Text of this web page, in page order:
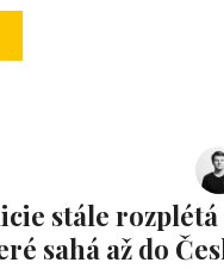
stále
sahá až do